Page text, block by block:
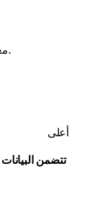
معلومات أخرى ذات صلة بعملية التحقق.
أعلى
تتضمن